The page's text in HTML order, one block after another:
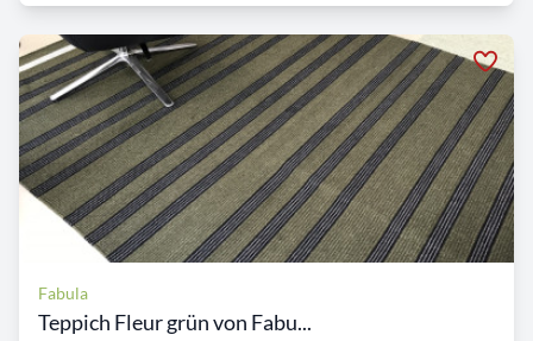
Fabula
Teppich Fleur grün von Fabu...